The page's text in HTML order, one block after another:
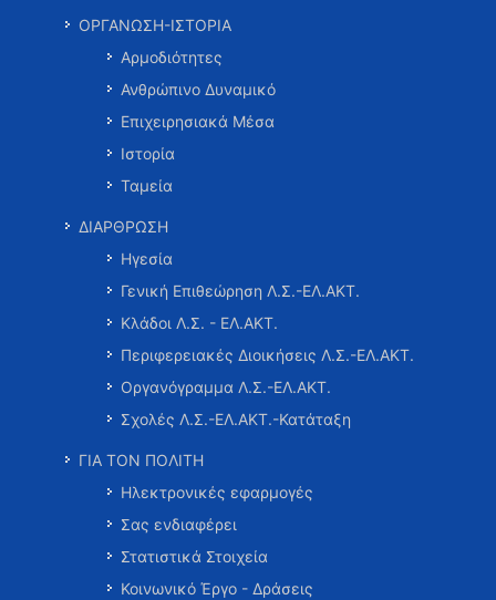
ΟΡΓΑΝΩΣΗ-ΙΣΤΟΡΙΑ
Αρμοδιότητες
Ανθρώπινο Δυναμικό
Επιχειρησιακά Μέσα
Ιστορία
Ταμεία
ΔΙΑΡΘΡΩΣΗ
Ηγεσία
Γενική Επιθεώρηση Λ.Σ.-ΕΛ.ΑΚΤ.
Κλάδοι Λ.Σ. - ΕΛ.ΑΚΤ.
Περιφερειακές Διοικήσεις Λ.Σ.-ΕΛ.ΑΚΤ.
Οργανόγραμμα Λ.Σ.-ΕΛ.ΑΚΤ.
Σχολές Λ.Σ.-ΕΛ.ΑΚΤ.-Κατάταξη
ΓΙΑ ΤΟΝ ΠΟΛΙΤΗ
Ηλεκτρονικές εφαρμογές
Σας ενδιαφέρει
Στατιστικά Στοιχεία
Κοινωνικό Έργο - Δράσεις